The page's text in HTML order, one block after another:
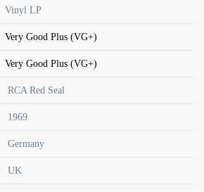
Vinyl LP
Very Good Plus (VG+)
Very Good Plus (VG+)
RCA Red Seal
1969
Germany
UK